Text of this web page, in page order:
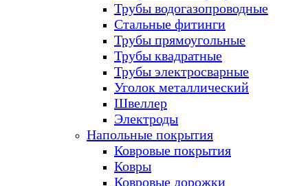
Трубы водогазопроводные
Стальные фитинги
Трубы прямоугольные
Трубы квадратные
Трубы электросварные
Уголок металлический
Швеллер
Электроды
Напольные покрытия
Ковровые покрытия
Ковры
Ковровые дорожки